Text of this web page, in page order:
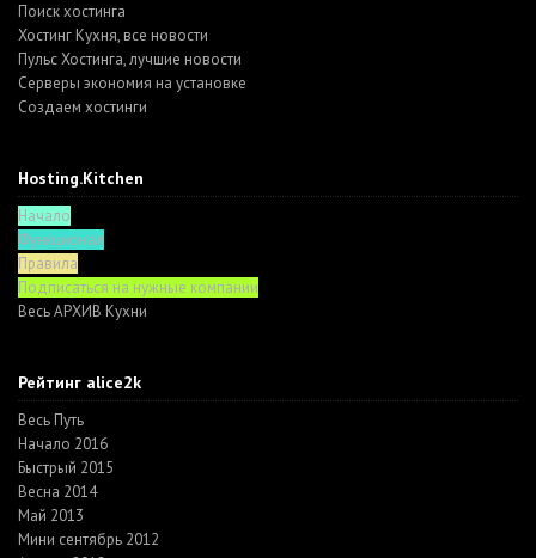
Поиск хостинга
Хостинг Кухня, все новости
Пульс Хостинга, лучшие новости
Серверы экономия на установке
Создаем хостинги
Hosting.Kitchen
Начало
Функционал
Правила
Подписаться на нужные компании
Весь АРХИВ Кухни
Рейтинг alice2k
Весь Путь
Начало 2016
Быстрый 2015
Весна 2014
Май 2013
Мини сентябрь 2012